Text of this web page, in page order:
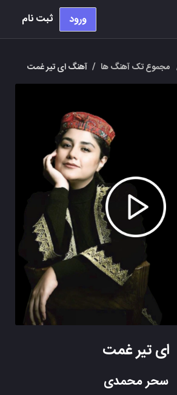
ورود ثبت نام
مجموع تک آهنگ ها / آهنگ ای تیر غمت
ای تیر غمت
سحر محمدی